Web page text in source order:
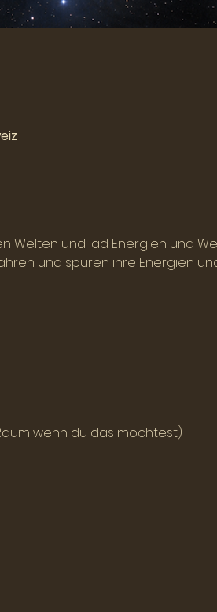
Welten und läd Energien und
und spüren ihre Energien
wenn du das möchtest)